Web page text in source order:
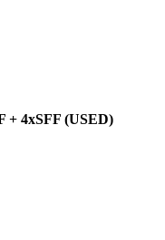
+ 4xSFF (USED)